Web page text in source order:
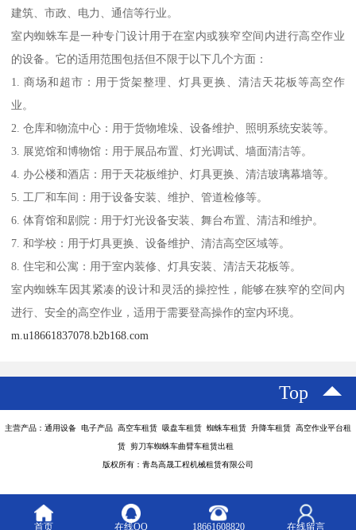
建筑、市政、电力、通信等行业。
室内蜘蛛车是一种专门设计用于在室内或狭窄空间内进行高空作业
的设备。它的适用范围包括但不限于以下几个方面：
1. 商场和超市：用于货架整理、灯具更换、清洁天花板等高空作
业。
2. 仓库和物流中心：用于货物堆垛、设备维护、照明系统安装等。
3. 展览馆和博物馆：用于展品布置、灯光调试、墙面清洁等。
4. 办公楼和酒店：用于天花板维护、灯具更换、清洁玻璃幕墙等。
5. 工厂和车间：用于设备安装、维护、管道检修等。
6. 体育馆和剧院：用于灯光设备安装、舞台布置、清洁和维护。
7. 和学校：用于灯具更换、设备维护、清洁高空区域等。
8. 住宅和公寓：用于室内装修、灯具安装、清洁天花板等。
室内蜘蛛车因其紧凑的设计和灵活的操控性，能够在狭窄的空间内
进行、安全的高空作业，适用于需要登高操作的室内环境。
m.u18661837078.b2b168.com
Top
主营产品：通用设备 电子产品 高空车租赁 吸盘车租赁 蜘蛛车租赁 升降车租赁 高空作业平台租
赁 剪刀车蜘蛛车曲臂车租赁出租
版权所有：青岛高晟工程机械租赁有限公司
首页 在线QQ 18661608820 在线留言